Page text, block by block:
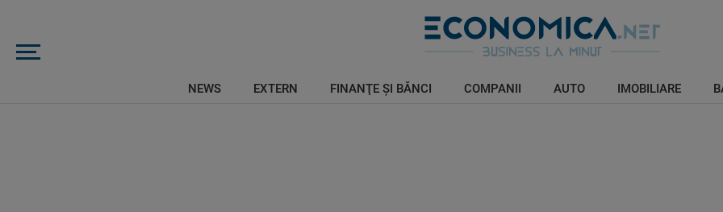
NEWS EXTERN FINANŢE ŞI BĂNCI COMPANII AUTO IMOBILIARE